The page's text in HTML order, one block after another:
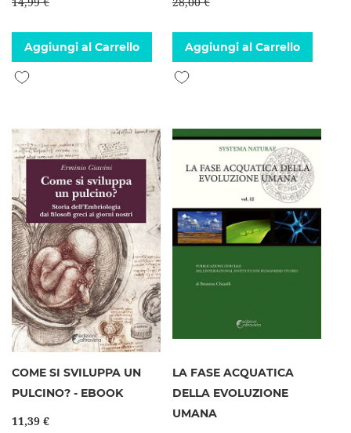
Aggiungi al Carrello
Aggiungi alla lista desideri
Aggiungi al Carrello
Aggiungi alla lista desideri
COME SI SVILUPPA UN
PULCINO? - EBOOK
11,39 €
LA FASE ACQUATICA
DELLA EVOLUZIONE
UMANA